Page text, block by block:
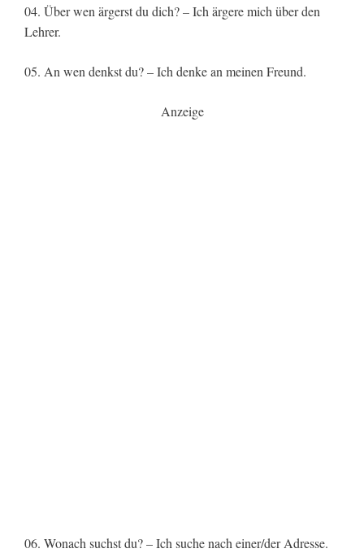
04. Über wen ärgerst du dich? – Ich ärgere mich über den
Lehrer.
05. An wen denkst du? – Ich denke an meinen Freund.
Anzeige
06. Wonach suchst du? – Ich suche nach einer/der Adresse.